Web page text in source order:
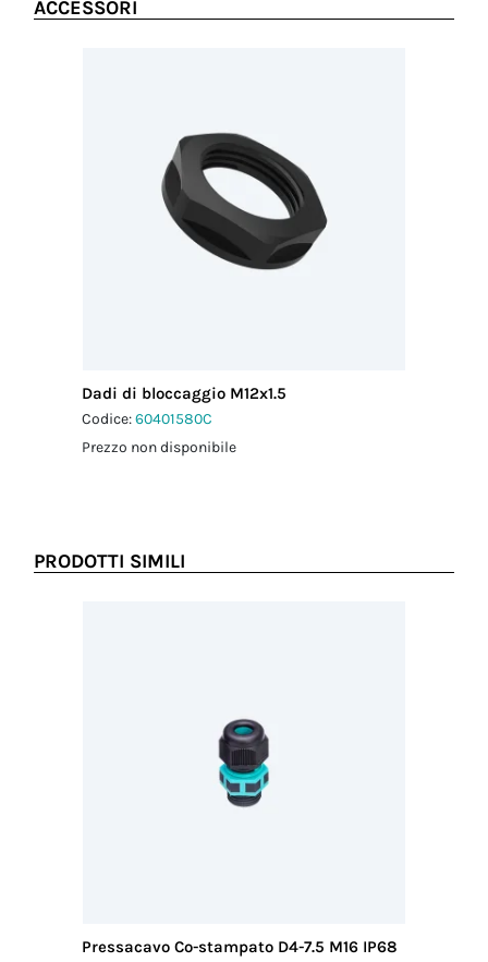
ACCESSORI
Dadi di bloccaggio M12x1.5
Codice:60401580C
Prezzo non disponibile
PRODOTTI SIMILI
Pressacavo Co-stampato D4-7.5 M16 IP68